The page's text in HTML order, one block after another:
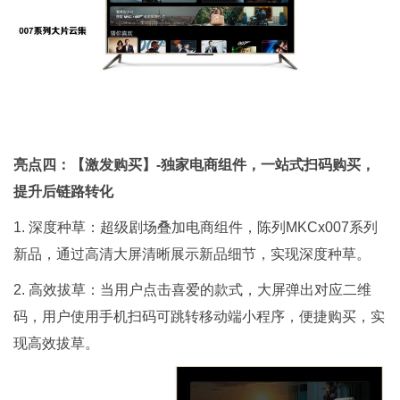
亮点四：【激发购买】-独家电商组件，一站式扫码购买，
提升后链路转化
1. 深度种草：超级剧场叠加电商组件，陈列MKCx007系列
新品，通过高清大屏清晰展示新品细节，实现深度种草。
2. 高效拔草：当用户点击喜爱的款式，大屏弹出对应二维
码，用户使用手机扫码可跳转移动端小程序，便捷购买，实
现高效拔草。